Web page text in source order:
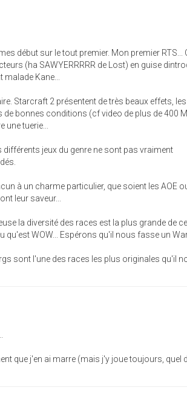
début sur le tout premier. Mon premier RTS...
(ha SAWYERRRRR de Lost) en guise
malade Kane...
Starcraft 2 présentent de très beaux effets, les
bonnes conditions (cf video de plus de 400
une tuerie...
différents jeux du genre ne sont pas vraiment
à un charme particulier, que soient les AOE
leur saveur...
la diversité des races est la plus grande de
qu'est WOW... Espérons qu'il nous fasse un
sont l'une des races les plus originales qu'il
que j'en ai marre (mais j'y joue toujours, quel